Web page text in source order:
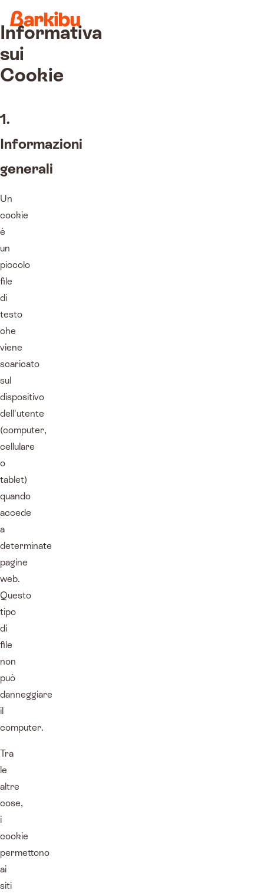
Informativa
sui
Cookie
1.
Informazioni
generali
Un
cookie
è
un
piccolo
file
di
testo
che
viene
scaricato
sul
dispositivo
dell'utente
(computer,
cellulare
o
tablet)
quando
accede
a
determinate
pagine
web.
Questo
tipo
di
file
non
può
danneggiare
il
computer.
Tra
le
altre
cose,
i
cookie
permettono
ai
siti